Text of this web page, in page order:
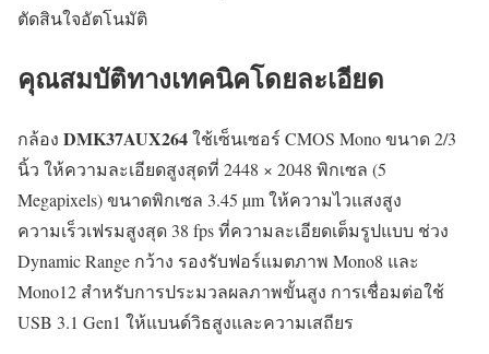
ตัดสินใจอัตโนมัติ
คุณสมบัติทางเทคนิคโดยละเอียด
กล้อง DMK37AUX264ใช้เซ็นเซอร์ CMOS Mono ขนาด 2/3
นิ้ว ให้ความละเอียดสูงสุดที่ 2448 × 2048 พิกเซล (5
Megapixels) ขนาดพิกเซล 3.45 µm ให้ความไวแสงสูง
ความเร็วเฟรมสูงสุด 38 fps ที่ความละเอียดเต็มรูปแบบ ช่วง
Dynamic Range กว้าง รองรับฟอร์แมตภาพ Mono8 และ
Mono12 สำหรับการประมวลผลภาพขั้นสูง การเชื่อมต่อใช้
USB 3.1 Gen1 ให้แบนด์วิธสูงและความเสถียร